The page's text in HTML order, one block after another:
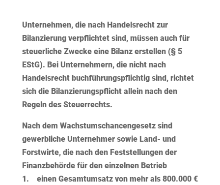
Unternehmen, die nach Handelsrecht zur
Bilanzierung verpflichtet sind, müssen auch für
steuerliche Zwecke eine Bilanz erstellen (§ 5
EStG). Bei Unternehmern, die nicht nach
Handelsrecht buchführungspflichtig sind, richtet
sich die Bilanzierungspflicht allein nach den
Regeln des Steuerrechts.
Nach dem Wachstumschancengesetz sind
gewerbliche Unternehmer sowie Land- und
Forstwirte, die nach den Feststellungen der
Finanzbehörde für den einzelnen Betrieb
1. einen Gesamtumsatz von mehr als 800.000 €